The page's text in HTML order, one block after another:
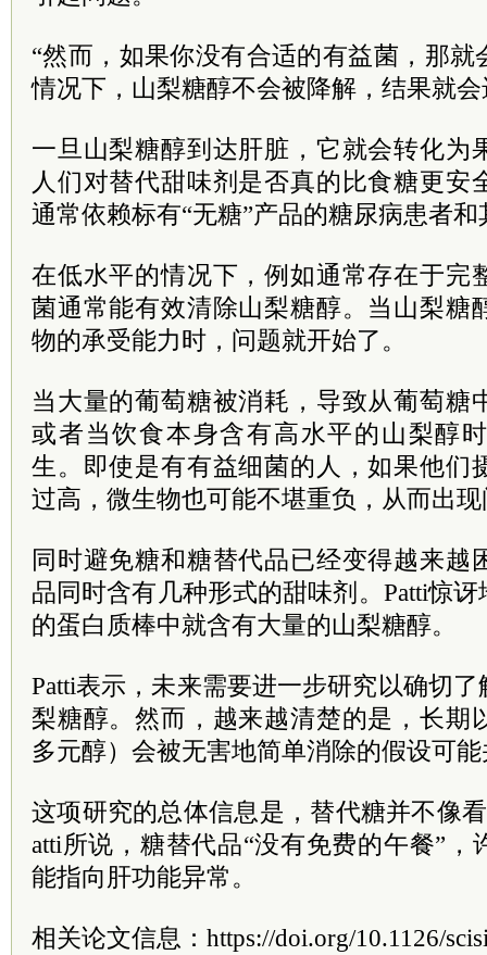
“然而，如果你没有合适的有益菌，那
情况下，山梨糖醇不会被降解，结果就会
一旦山梨糖醇到达肝脏，它就会转化为
人们对替代甜味剂是否真的比食糖更安
通常依赖标有“无糖”产品的糖尿病患者
在低水平的情况下，例如通常存在于完
菌通常能有效清除山梨糖醇。当山梨糖
物的承受能力时，问题就开始了。
当大量的葡萄糖被消耗，导致从葡萄糖
或者当饮食本身含有高水平的山梨醇
生。即使是有有益细菌的人，如果他们
过高，微生物也可能不堪重负，从而出
同时避免糖和糖替代品已经变得越来越
品同时含有几种形式的甜味剂。Patti惊
的蛋白质棒中就含有大量的山梨糖醇。
Patti表示，未来需要进一步研究以确切
梨糖醇。然而，越来越清楚的是，长期
多元醇）会被无害地简单消除的假设可
这项研究的总体信息是，替代糖并不像
atti所说，糖替代品“没有免费的午餐”，
能指向肝功能异常。
相关论文信息：https://doi.org/10.1126/